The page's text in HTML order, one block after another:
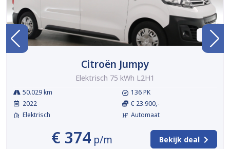
BTW
Citroën Jumpy
Elektrisch 75 kWh L2H1
50.029 km
2022
Elektrisch
136 PK
€ 23.900,-
Automaat
€ 374p/m Bekijk deal